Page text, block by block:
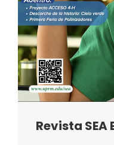
Revista SEA